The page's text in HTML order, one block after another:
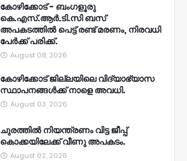
കോഴിക്കോട് - ബംഗളൂരു
കെ.എസ്.ആർ.ടി.സി ബസ്
അപകടത്തിൽ പെട്ട് രണ്ട് മരണം, നിരവധി
പേർക്ക് പരിക്ക്.
August 08, 2026
കോഴിക്കോട് ജില്ലയിലെ വിദ്യാഭ്യാസ
സ്ഥാപനങ്ങൾക്ക് നാളെ അവധി.
August 03, 2026
ചുരത്തിൽ നിയന്ത്രണം വിട്ട ജീപ്പ്
കൊക്കയിലേക്ക് വീണു അപകടം.
August 02, 2026